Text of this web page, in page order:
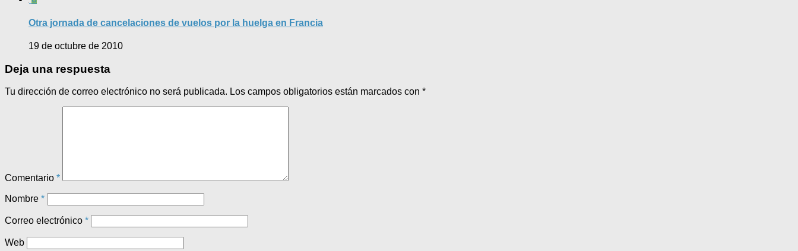
Otra jornada de cancelaciones de vuelos por la huelga en Francia
19 de octubre de 2010
Deja una respuesta
Tu dirección de correo electrónico no será publicada. Los campos obligatorios están marcados con *
Comentario *
Nombre *
Correo electrónico *
Web